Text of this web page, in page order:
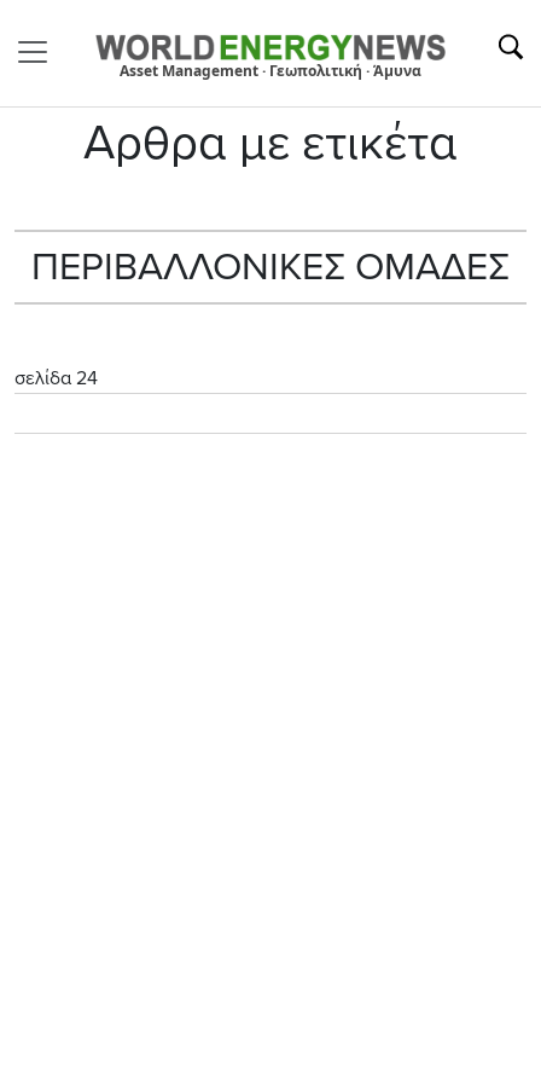
Asset Management · Γεωπολιτική · Άμυνα
Αρθρα με ετικέτα
ΠΕΡΙΒΑΛΛΟΝΙΚΕΣ ΟΜΑΔΕΣ
σελίδα 24